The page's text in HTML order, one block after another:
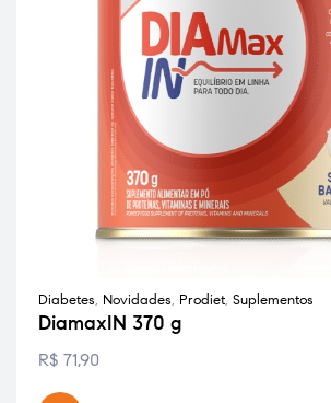
Diabetes, Novidades, Prodiet, Suplementos
DiamaxIN 370 g
R$ 71,90